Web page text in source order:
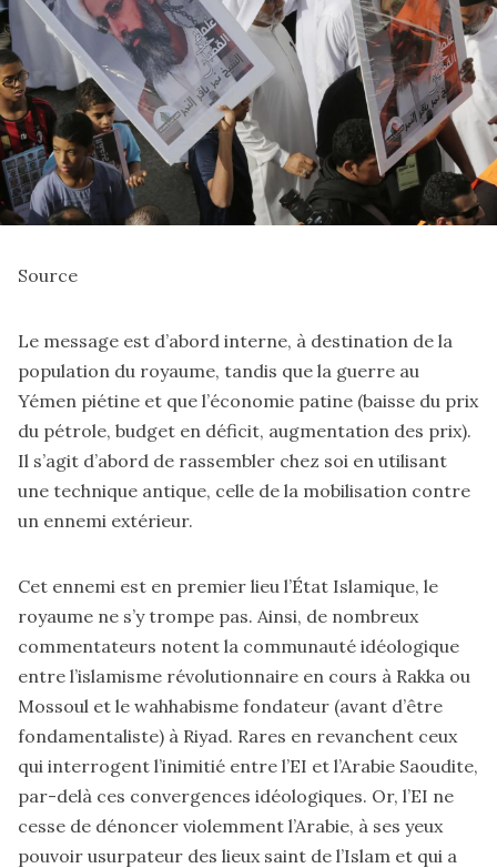
Source
Le message est d’abord interne, à destination de la
population du royaume, tandis que la guerre au
Yémen piétine et que l’économie patine (baisse du prix
du pétrole, budget en déficit, augmentation des prix).
Il s’agit d’abord de rassembler chez soi en utilisant
une technique antique, celle de la mobilisation contre
un ennemi extérieur.
Cet ennemi est en premier lieu l’État Islamique, le
royaume ne s’y trompe pas. Ainsi, de nombreux
commentateurs notent la communauté idéologique
entre l’islamisme révolutionnaire en cours à Rakka ou
Mossoul et le wahhabisme fondateur (avant d’être
fondamentaliste) à Riyad. Rares en revanchent ceux
qui interrogent l’inimitié entre l’EI et l’Arabie Saoudite,
par-delà ces convergences idéologiques. Or, l’EI ne
cesse de dénoncer violemment l’Arabie, à ses yeux
pouvoir usurpateur des lieux saint de l’Islam et qui a